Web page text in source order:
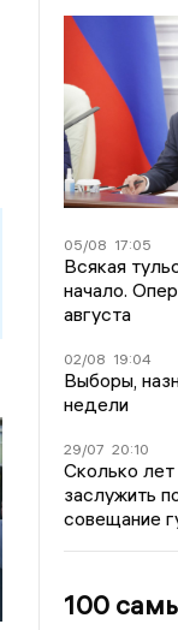
05/08 17:05
Всякая
начало.
августа
02/08 19:04
Выборы,
недели
29/07 20:10
Сколько
заслужить
совещание
100